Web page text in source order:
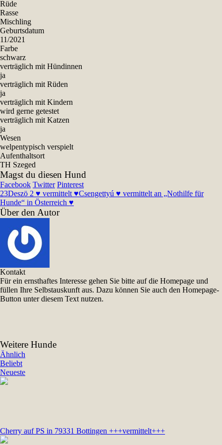
Rüde
Rasse
Mischling
Geburtsdatum
11/2021
Farbe
schwarz
verträglich mit Hündinnen
ja
verträglich mit Rüden
ja
verträglich mit Kindern
wird gerne getestet
verträglich mit Katzen
ja
Wesen
welpentypisch verspielt
Aufenthaltsort
TH Szeged
Magst du diesen Hund
Facebook Twitter Pinterest
23Deszö 2 ♥ vermittelt ♥Csengettyú ♥ vermittelt an „Nothilfe für
Hunde“ in Österreich ♥
Über den Autor
Kontakt
Für ein ernsthaftes Interesse gehen Sie bitte auf die Homepage und
füllen Ihre Selbstauskunft aus. Dazu können Sie auch den Homepage-
Button unter diesem Text nutzen.
Weitere Hunde
Ähnlich
Beliebt
Neueste
Cherry auf PS in 79331 Bottingen +++vermittelt+++